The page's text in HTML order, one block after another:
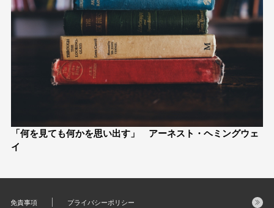
「何を見ても何かを思い出す」 アーネスト・ヘミングウェ
イ
免責事項 プライバシーポリシー